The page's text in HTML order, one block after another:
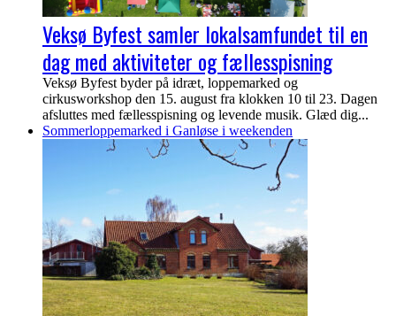
Veksø Byfest samler lokalsamfundet til en
dag med aktiviteter og fællesspisning
Veksø Byfest byder på idræt, loppemarked og
cirkusworkshop den 15. august fra klokken 10 til 23. Dagen
afsluttes med fællesspisning og levende musik. Glæd dig...
Sommerloppemarked i Ganløse i weekenden